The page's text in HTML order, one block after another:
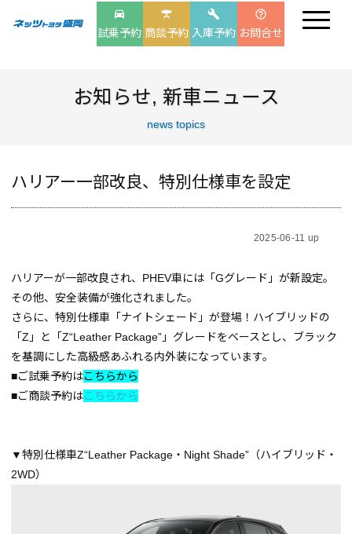
drive_eta
試乗予約
table_bar
商談予約
build
入庫予約
help_outline
お問合せ
お知らせ, 新車ニュース
news topics
ハリアー一部改良、特別仕様車を設定
2025-06-11 up
ハリアーが一部改良され、PHEV車には「Gグレード」が新設定。
その他、安全装備が強化されました。
さらに、特別仕様車「ナイトシェード」が登場！ハイブリッドの
「Z」と「Z“Leather Package”」グレードをベースとし、ブラック
を基調にした高級感あふれる内外装になっています。
■ご試乗予約はこちらから
■ご商談予約はこちらから
▼特別仕様車Z“Leather Package・Night Shade”（ハイブリッド・
2WD）